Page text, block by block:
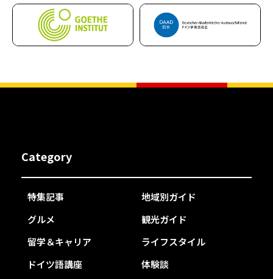
Category
特集記事
地域別ガイド
グルメ
観光ガイド
留学＆キャリア
ライフスタイル
ドイツ語講座
体験談